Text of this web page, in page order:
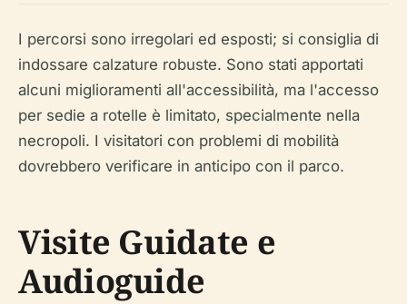
I percorsi sono irregolari ed esposti; si consiglia di
indossare calzature robuste. Sono stati apportati
alcuni miglioramenti all'accessibilità, ma l'accesso
per sedie a rotelle è limitato, specialmente nella
necropoli. I visitatori con problemi di mobilità
dovrebbero verificare in anticipo con il parco.
Visite Guidate e
Audioguide